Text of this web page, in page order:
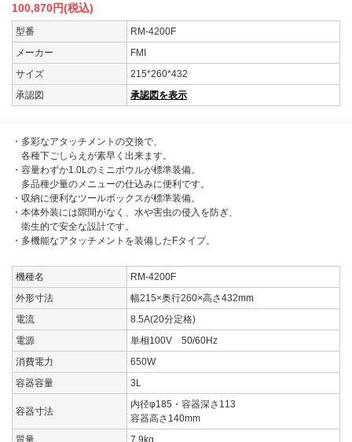
100,870円(税込)
型番
RM-4200F
メーカー
FMI
サイズ
215*260*432
承認図
承認図を表示
・多彩なアタッチメントの交換で、
各種下ごしらえが素早く出来ます。
・容量わずか1.0Lのミニボウルが標準装備。
多品種少量のメニューの仕込みに便利です。
・収納に便利なツールボックスが標準装備。
・本体外装には隙間がなく、水や害虫の侵入を防ぎ、
衛生的で安全な設計です。
・多機能なアタッチメントを装備したFタイプ。
機種名
RM-4200F
外形寸法
幅215×奥行260×高さ432mm
電流
8.5A(20分定格)
電源
単相100V 50/60Hz
消費電力
650W
容器容量
3L
容器寸法
内径φ185・容器深さ113
容器高さ140mm
質量
7.9kg